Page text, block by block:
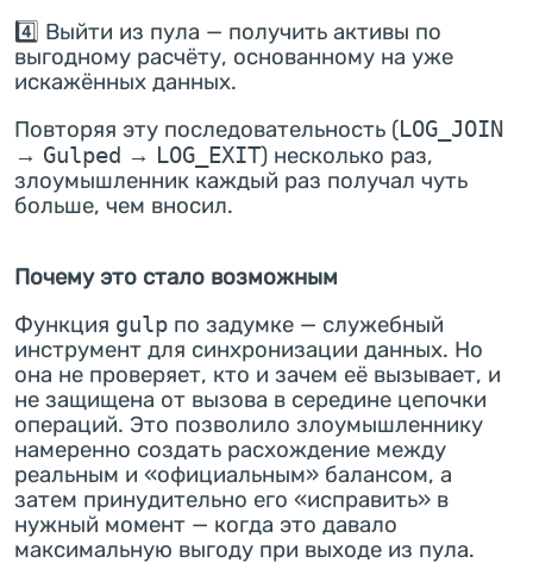
4️⃣ Выйти из пула — получить активы по
выгодному расчёту, основанному на уже
искажённых данных.
Повторяя эту последовательность (LOG_JOIN
→ Gulped → LOG_EXIT) несколько раз,
злоумышленник каждый раз получал чуть
больше, чем вносил.
Почему это стало возможным
Функция gulp по задумке — служебный
инструмент для синхронизации данных. Но
она не проверяет, кто и зачем её вызывает, и
не защищена от вызова в середине цепочки
операций. Это позволило злоумышленнику
намеренно создать расхождение между
реальным и «официальным» балансом, а
затем принудительно его «исправить» в
нужный момент — когда это давало
максимальную выгоду при выходе из пула.